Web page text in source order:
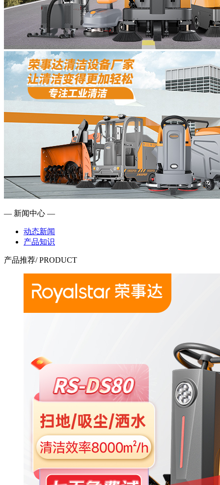
— 新闻中心 —
动态新闻
产品知识
产品推荐/ PRODUCT